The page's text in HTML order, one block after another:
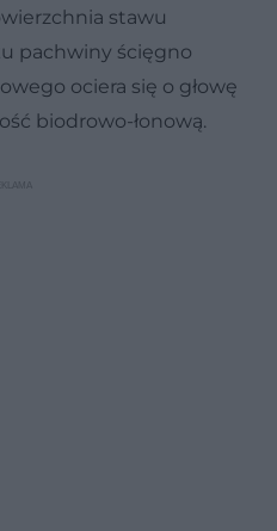
stawu
pachwiny ścięgno
ociera się o głowę
biodrowo-łonową.